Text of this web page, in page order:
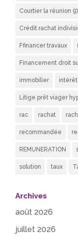
Courtier la réunion
Crédit rachat
Ffinancer travaux
Financement droit
immobilier intérêt
Litige prêt viager
rac rachat
recommandée
REMUNERATION
solution taux
Archives
août 2026
juillet 2026